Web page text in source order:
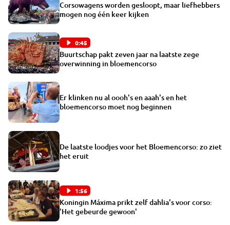
Corsowagens worden gesloopt, maar liefhebbers
mogen nog één keer kijken
0:45
Buurtschap pakt zeven jaar na laatste zege
overwinning in bloemencorso
Er klinken nu al oooh's en aaah's en het
bloemencorso moet nog beginnen
De laatste loodjes voor het Bloemencorso: zo ziet
het eruit
1:56
Koningin Máxima prikt zelf dahlia's voor corso:
'Het gebeurde gewoon'